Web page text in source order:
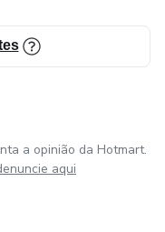
a opinião da Hotmart.
aqui